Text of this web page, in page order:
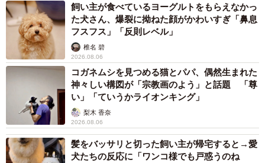
飼い主が食べているヨーグルトをもらえなかっ
た犬さん、爆裂に拗ねた顔がかわいすぎ「鼻息
フスフス」「反則レベル」
椎名 碧
2026.08.06
コガネムシを見つめる猫とパパ、偶然生まれた
神々しい構図が「宗教画のよう」と話題 「尊
い」「ていうかライオンキング」
梨木 香奈
2026.08.06
髪をバッサリと切った飼い主が帰宅すると→愛
犬たちの反応に「ワンコ様でも戸惑うのね